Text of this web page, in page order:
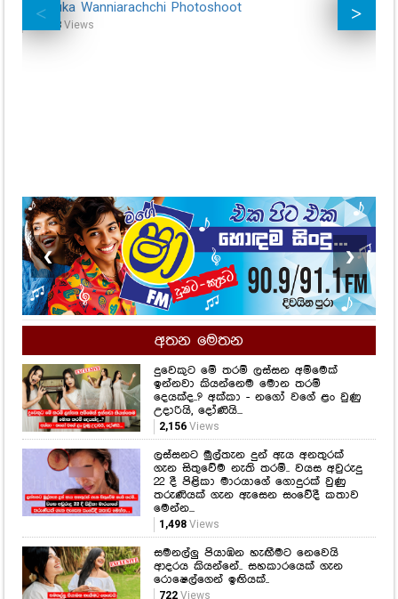
Tharuka Wanniarachchi Photoshoot
55,258 Views
❮ ❯
අතන මෙතන
දුවෙකුට මේ තරම් ලස්සන අම්මෙක්
ඉන්නවා කියන්නෙම මොන තරම්
දෙයක්ද..? අක්කා - නගෝ වගේ ළං වුණු
උදාරියි, දෝණියි...
2,156Views
ලස්සනට මුල්තැන දුන් ඇය අනතුරක්
ගැන සිතුවේම නැති තරම්.. වයස අවුරුදු
22 දී පිළිකා මාරයාගේ ගොදුරක් වුණු
තරුණියක් ගැන ඇසෙන සංවේදී කතාව
මෙන්න...
1,498Views
සමනල්ලු පියාඹන හැඟීමට නෙවෙයි
ආදරය කියන්නේ.. සහකාරයෙක් ගැන
රොෂෙල්ගෙන් ඉඟියක්..
722Views